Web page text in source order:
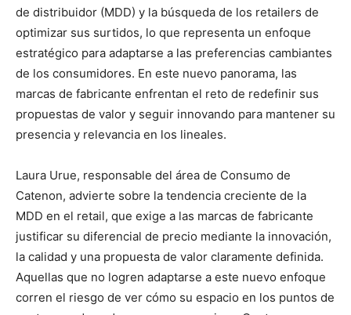
de distribuidor (MDD) y la búsqueda de los retailers de
optimizar sus surtidos, lo que representa un enfoque
estratégico para adaptarse a las preferencias cambiantes
de los consumidores. En este nuevo panorama, las
marcas de fabricante enfrentan el reto de redefinir sus
propuestas de valor y seguir innovando para mantener su
presencia y relevancia en los lineales.
Laura Urue, responsable del área de Consumo de
Catenon, advierte sobre la tendencia creciente de la
MDD en el retail, que exige a las marcas de fabricante
justificar su diferencial de precio mediante la innovación,
la calidad y una propuesta de valor claramente definida.
Aquellas que no logren adaptarse a este nuevo enfoque
corren el riesgo de ver cómo su espacio en los puntos de